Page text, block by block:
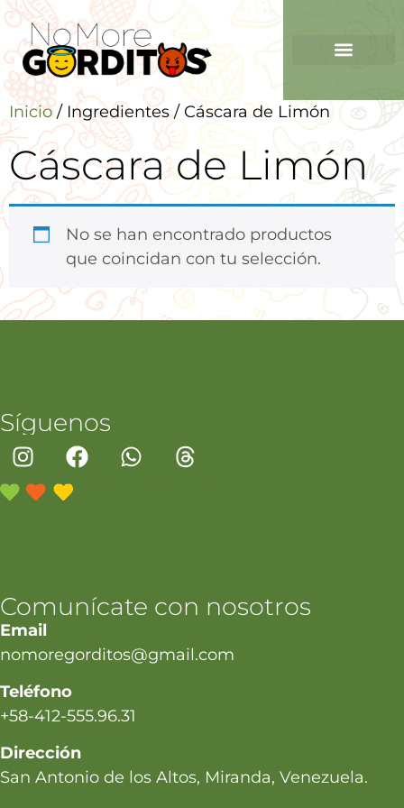
Inicio/ Ingredientes / Cáscara de Limón
Cáscara de Limón
No se han encontrado productos
que coincidan con tu selección.
Síguenos
Comunícate con nosotros
Email
nomoregorditos@gmail.com
Teléfono
+58-412-555.96.31
Dirección
San Antonio de los Altos, Miranda, Venezuela.